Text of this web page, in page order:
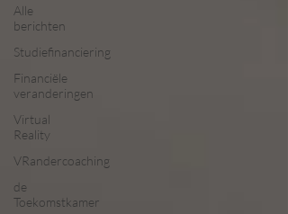
Alle
berichten
Studiefinanciering
Financiële
veranderingen
Virtual
Reality
VRandercoaching
de
Toekomstkamer